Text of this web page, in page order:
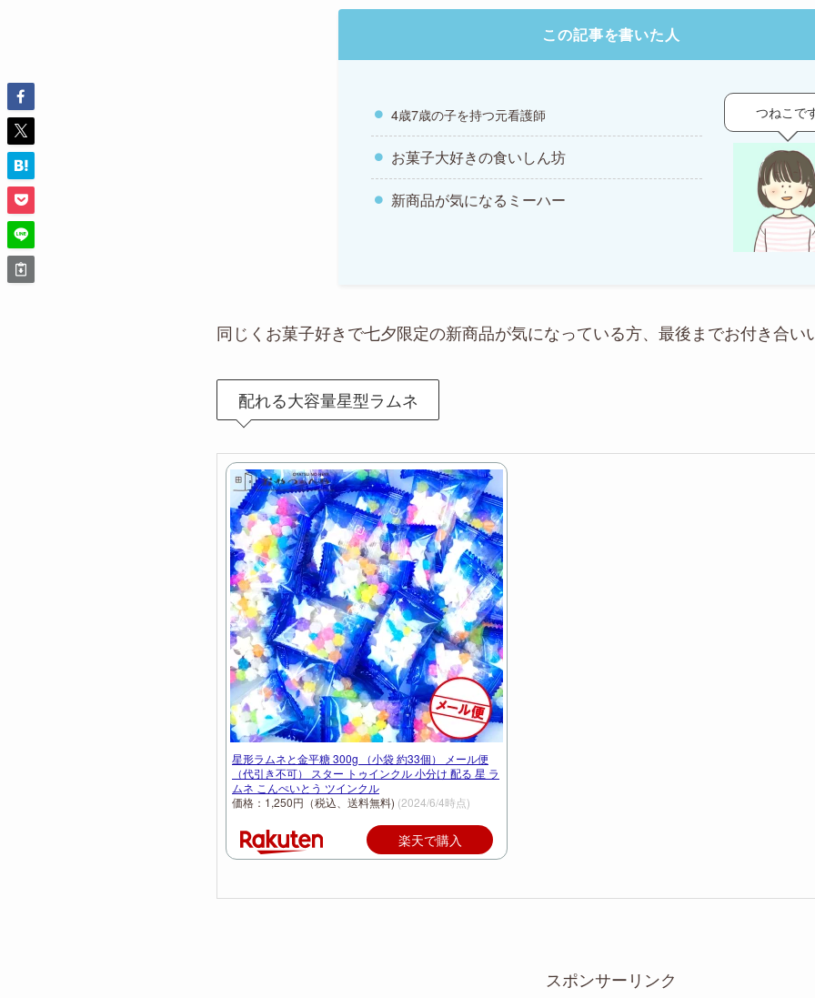
この記事を書いた人
4歳7歳の子を持つ元看護師
お菓子大好きの食いしん坊
新商品が気になるミーハー
つねこで
同じくお菓子好きで七夕限定の新商品が気になっている方、最後までお付き合い
配れる大容量星型ラムネ
星形ラムネと金平糖 300g （小袋 約33個） メール便
（代引き不可） スター トゥインクル 小分け 配る 星 ラ
ムネ こんぺいとう ツインクル
価格：1,250円（税込、送料無料) (2024/6/4時点)
楽天で購入
スポンサーリンク